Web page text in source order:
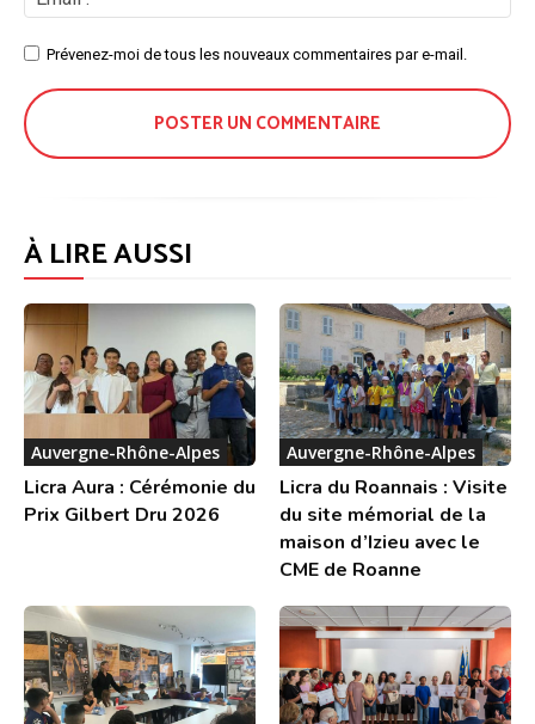
:*
SitePrévenez-moi de tous les nouveaux commentaires par e-mail.
À LIRE AUSSI
Auvergne-Rhône-Alpes
Licra Aura : Cérémonie du
Prix Gilbert Dru 2026
Auvergne-Rhône-Alpes
Licra du Roannais : Visite
du site mémorial de la
maison d’Izieu avec le
CME de Roanne